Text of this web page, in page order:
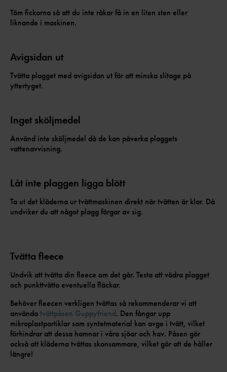
Töm fickorna så att du inte råkar få in en liten sten eller
liknande i maskinen.
Avigsidan ut
Tvätta plagget med avigsidan ut för att minska slitage på
yttertyget.
Inget sköljmedel
Använd inte sköljmedel då de kan påverka plaggets
vattenavvisning.
Låt inte plaggen ligga blött
Ta ut det kläderna ur tvättmaskinen direkt när tvätten är klar. Då
undviker du att något plagg färgar av sig.
Tvätta fleece
Undvik att tvätta din fleece om det går. Testa att vädra plagget
och punkttvätta eventuella fläckar.
Behöver fleecen verkligen tvättas så rekommenderar vi att
använda tvättpåsen Guppyfriend. Den fångar upp
mikroplastpartiklar som syntetmaterial kan avge i tvätt, vilket
förhindrar att dessa hamnar i våra sjöar och hav. Påsen gör
också att kläderna tvättas skonsammare, vilket gör att de håller
längre!